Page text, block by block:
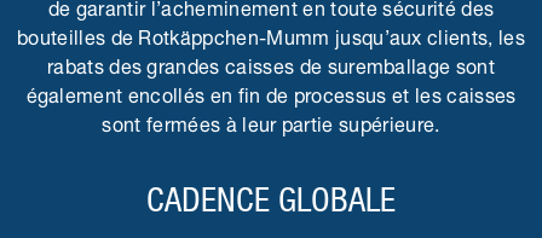
bouteilles de Rotkäppchen-Mumm jusqu’aux clients, les
rabats des grandes caisses de suremballage sont
également encollés en fin de processus et les caisses
sont fermées à leur partie supérieure.
CADENCE GLOBALE